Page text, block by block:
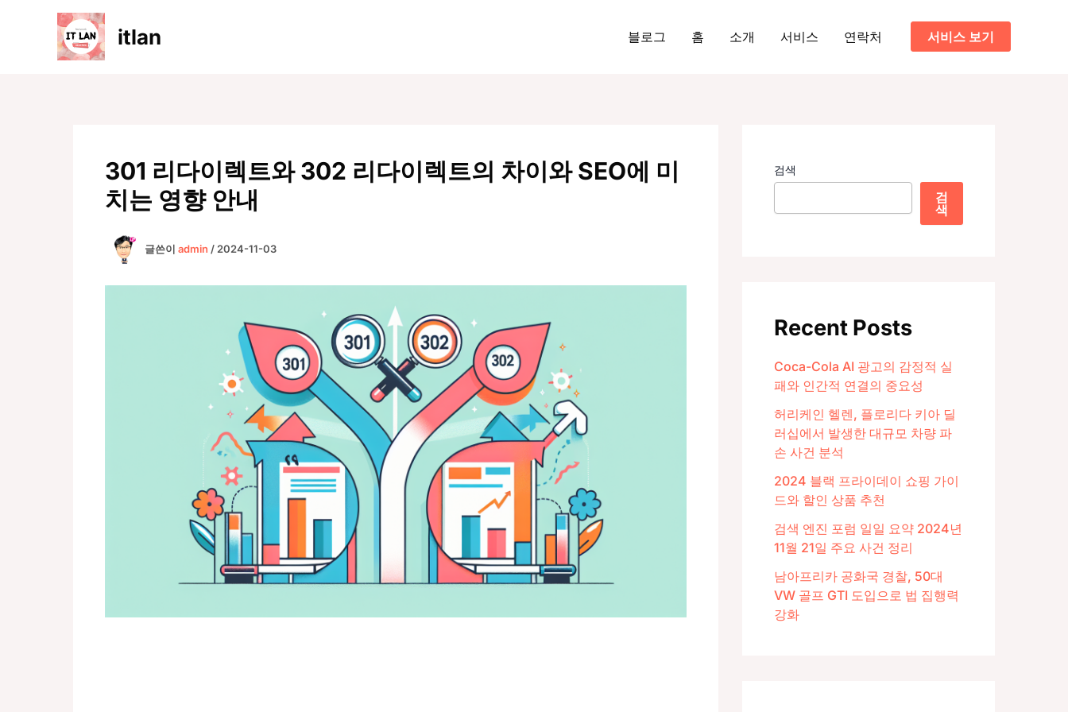
itlan 블로그 홈 소개 서비스 연락처 서비스 보기
301 리다이렉트와 302 리다이렉트의 차이와 SEO에 미
치는 영향 안내
글쓴이 admin / 2024-11-03
검색
검
색
Recent Posts
Coca-Cola AI 광고의 감정적 실
패와 인간적 연결의 중요성
허리케인 헬렌, 플로리다 키아 딜
러십에서 발생한 대규모 차량 파
손 사건 분석
2024 블랙 프라이데이 쇼핑 가이
드와 할인 상품 추천
검색 엔진 포럼 일일 요약 2024년
11월 21일 주요 사건 정리
남아프리카 공화국 경찰, 50대
VW 골프 GTI 도입으로 법 집행력
강화